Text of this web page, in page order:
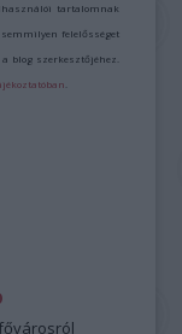
tartalomnak
felelősséget
blog szerkesztőjéhez.